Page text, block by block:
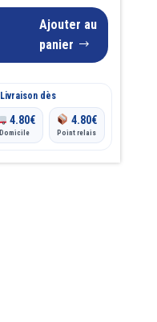
Ajouter au
panier
Livraison dès
4.80€
Domicile
4.80€
Point relais